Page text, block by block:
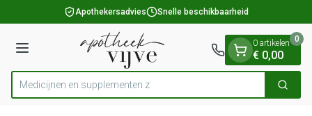
Ga naar de inhoudApothekersadvies Snelle beschikbaarheid
Menu
Product, merk, categorie...
Medicijne Zoek
0 artikelen
€ 0,00
0